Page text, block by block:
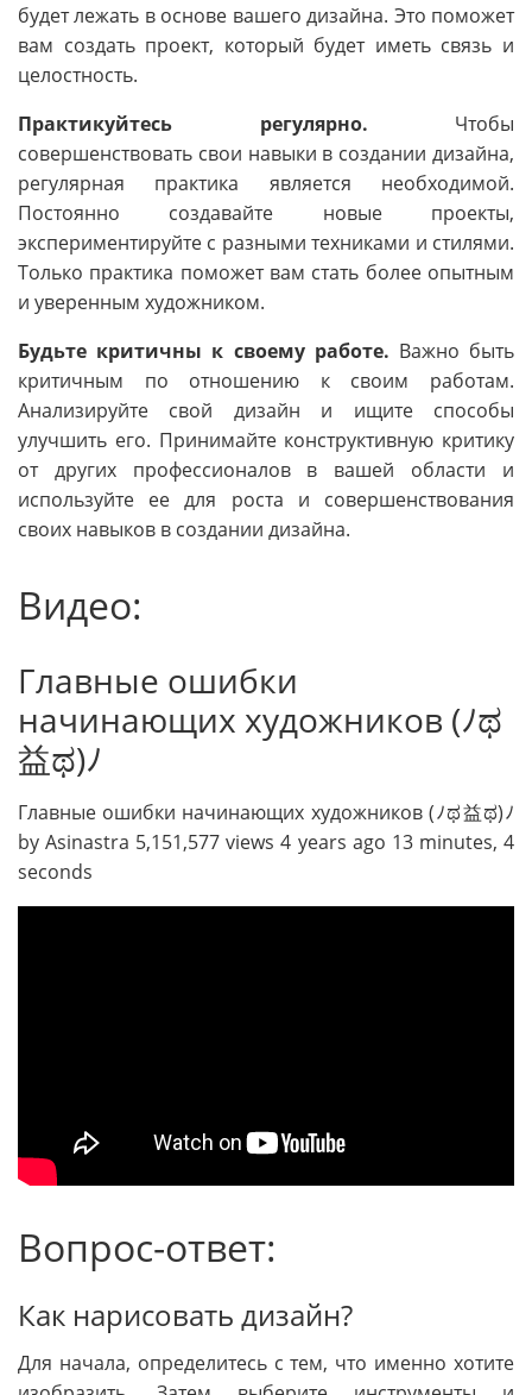
будет лежать в основе вашего дизайна. Это поможет
вам создать проект, который будет иметь связь и
целостность.
Практикуйтесь регулярно. Чтобы
совершенствовать свои навыки в создании дизайна,
регулярная практика является необходимой.
Постоянно создавайте новые проекты,
экспериментируйте с разными техниками и стилями.
Только практика поможет вам стать более опытным
и уверенным художником.
Будьте критичны к своему работе. Важно быть
критичным по отношению к своим работам.
Анализируйте свой дизайн и ищите способы
улучшить его. Принимайте конструктивную критику
от других профессионалов в вашей области и
используйте ее для роста и совершенствования
своих навыков в создании дизайна.
Видео:
Главные ошибки
начинающих художников ‎(ﾉಥ
益ಥ)ﾉ
Главные ошибки начинающих художников ‎(ﾉಥ益ಥ)ﾉ
by Asinastra 5,151,577 views 4 years ago 13 minutes, 4
seconds
Вопрос-ответ:
Как нарисовать дизайн?
Для начала, определитесь с тем, что именно хотите